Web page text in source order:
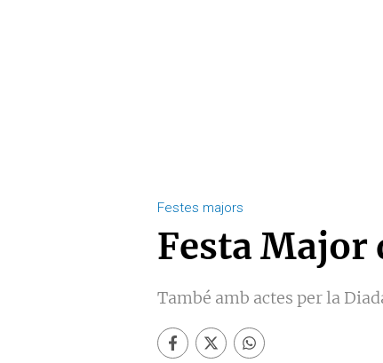
Festes majors
Festa Major
També amb actes per la